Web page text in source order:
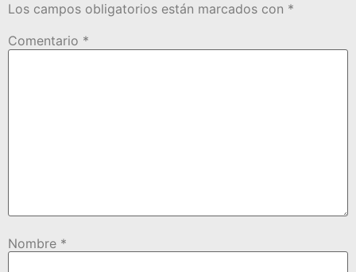
Los campos obligatorios están marcados con *
Comentario *
Nombre *